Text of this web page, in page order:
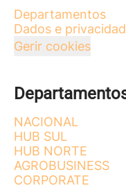
Departamentos
Dados e
Gerir cookies
NACIONAL
HUB SUL
HUB NORTE
AGROBUSINESS
CORPORATE